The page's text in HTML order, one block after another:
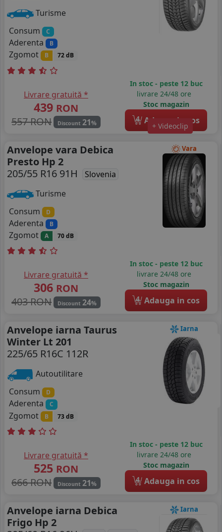
+ Videoclip
Turisme
Consum
C
Aderenta B
Zgomot B 72 dB
Livrare gratuită *
439 RON
557 RON
Discount 21%
In stoc - peste 12 buc
livrare 24/48 ore
Stoc magazin
4 Adauga in cos
Vara
Anvelope vara Debica
Presto Hp 2
205/55 R16 91H
Slovenia
Turisme
Consum
D
Aderenta B
Zgomot A 70 dB
Livrare gratuită *
306 RON
403 RON
Discount 24%
In stoc - peste 12 buc
livrare 24/48 ore
Stoc magazin
4 Adauga in cos
Iarna
Anvelope iarna Taurus
Winter Lt 201
225/65 R16C 112R
Autoutilitare
Consum
D
Aderenta C
Zgomot B 73 dB
Livrare gratuită *
525 RON
666 RON
Discount 21%
In stoc - peste 12 buc
livrare 24/48 ore
Stoc magazin
4 Adauga in cos
Iarna
Anvelope iarna Debica
Frigo Hp 2